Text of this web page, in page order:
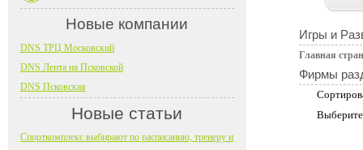
Игры и
Главная
Фирмы
Новые компании
DNS ТРЦ Московский
DNS Лента на Псковской
DNS Псковская
Новые статьи
Спорткомплекс выбирают по расписанию, тренеру и